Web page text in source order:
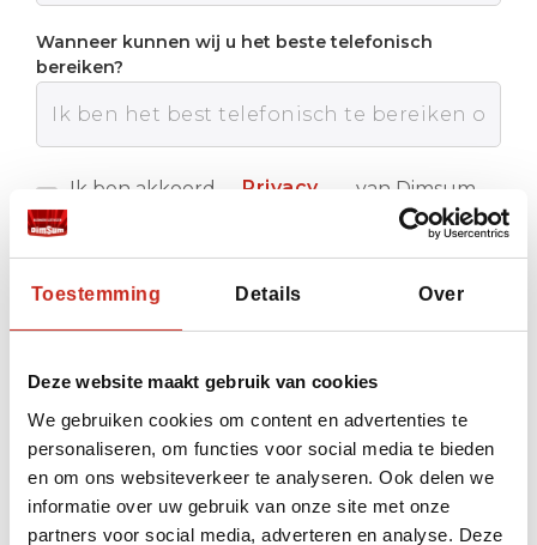
Toestemming Details Over
Deze website maakt gebruik van cookies
We gebruiken cookies om content en advertenties te
personaliseren, om functies voor social media te bieden
en om ons websiteverkeer te analyseren. Ook delen we
informatie over uw gebruik van onze site met onze
partners voor social media, adverteren en analyse. Deze
Wanneer kunnen wij u het beste telefonisch
bereiken?
Ik ben akkoord
Privacy
van Dimsum
Reizen
Verstuur